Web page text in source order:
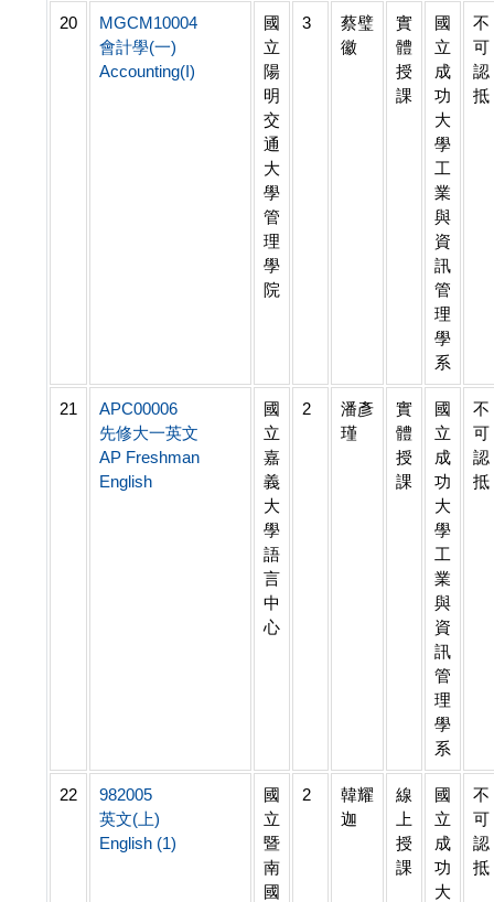
20
MGCM10004
會計學(一)
Accounting(I)
國
立
陽
明
交
通
大
學
管
理
學
院
3
蔡璧
徽
實
體
授
課
國
立
成
功
大
學
工
業
與
資
訊
管
理
學
系
不
可
認
抵
21
APC00006
先修大一英文
AP Freshman
English
國
立
嘉
義
大
學
語
言
中
心
2
潘彥
瑾
實
體
授
課
國
立
成
功
大
學
工
業
與
資
訊
管
理
學
系
不
可
認
抵
22
982005
英文(上)
English (1)
國
立
暨
南
國
2
韓耀
迦
線
上
授
課
國
立
成
功
大
不
可
認
抵